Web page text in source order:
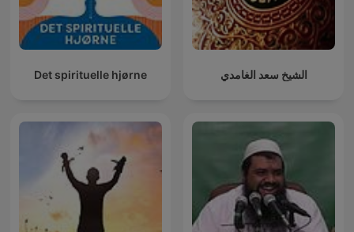
Det spirituelle hjørne الشيخ سعد الغامدي